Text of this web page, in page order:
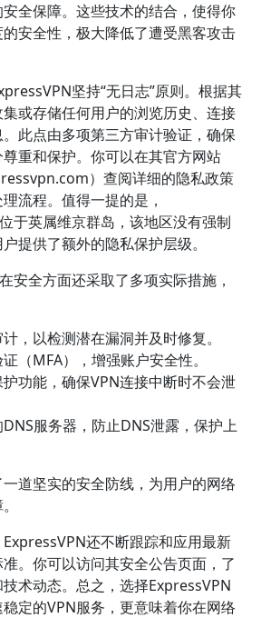
全保障。这些技术的结合，使得你
安全性，极大降低了遭受黑客攻击
坚持“无日志”原则。根据其
或存储任何用户的浏览历史、连接
此点由多项第三方审计验证，确保
重和保护。你可以在其官方网站
）查阅详细的隐私政策
流程。值得一提的是，
于英属维京群岛，该地区没有强制
提供了额外的隐私保护层级。
安全方面还采取了多项实际措施，
，以检测潜在漏洞并及时修复。
（MFA），增强账户安全性。
功能，确保VPN连接中断时不会泄
服务器，防止DNS泄露，保护上
道坚实的安全防线，为用户的网络
还不断跟踪和应用最新
。你可以访问其安全公告页面，了
术动态。总之，选择ExpressVPN
定的VPN服务，更意味着你在网络